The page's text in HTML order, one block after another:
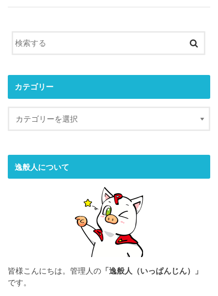
カテゴリー
逸般人について
皆様こんにちは。管理人の 「逸般人（いっぱんじん）」
です。